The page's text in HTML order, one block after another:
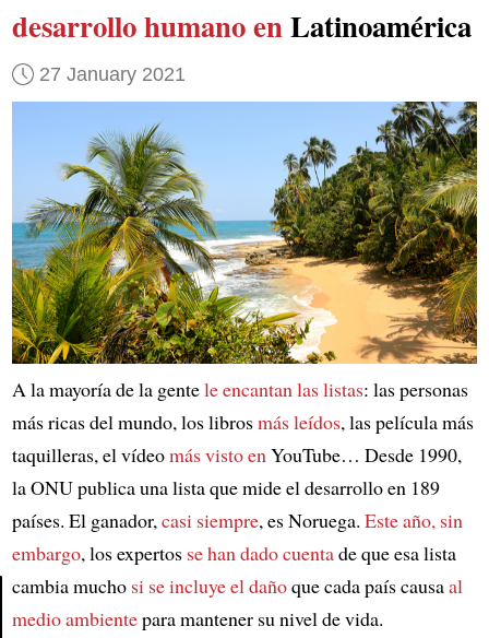
desarrollo humano enLatinoamérica
27 January 2021
A la mayoría de la gentele encantan las listas: las personas
más ricas del mundo, los librosmás leídos, las película más
taquilleras, el vídeomás visto enYouTube… Desde 1990,
la ONU publica una lista que mide el desarrollo en 189
países. El ganador,casi siempre, es Noruega. Este año, sin
embargo, los expertos se han dado cuentade que esa lista
cambia mucho si se incluye el dañoque cada país causaal
medio ambientepara mantener su nivel de vida.